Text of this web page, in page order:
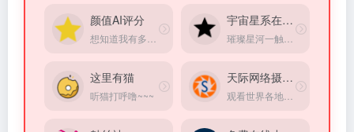
颜值AI评分 宇宙星系在线观赏
这里有猫
听猫打呼噜~~~
天际网络摄像头